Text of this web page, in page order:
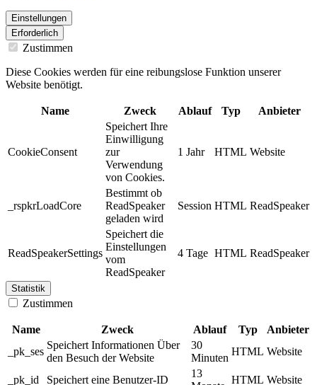
Einstellungen
Erforderlich
Zustimmen
Diese Cookies werden für eine reibungslose Funktion unserer
Website benötigt.
Name Zweck Ablauf Typ Anbieter
CookieConsent
Speichert Ihre
Einwilligung
zur
Verwendung
von Cookies.
1 Jahr HTML Website
_rspkrLoadCore
Bestimmt ob
ReadSpeaker
geladen wird
Session HTML ReadSpeaker
ReadSpeakerSettings
Speichert die
Einstellungen
vom
ReadSpeaker
4 Tage HTML ReadSpeaker
Statistik
Zustimmen
Name Zweck Ablauf Typ
Anbieter
_pk_ses
Speichert Informationen Über
den Besuch der Website
30
Minuten
HTML Website
_pk_id Speichert eine Benutzer-ID
13
HTML Website